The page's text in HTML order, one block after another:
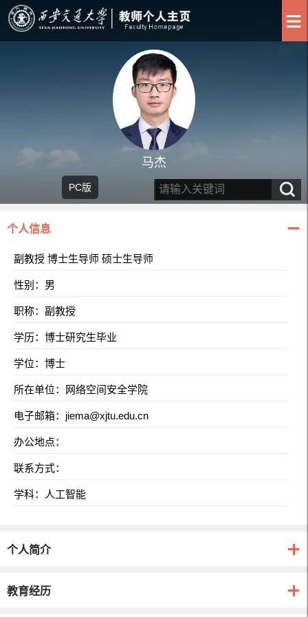
马杰
个人信息
副教授 博士生导师 硕士生导师
性别：男
职称：副教授
学历：博士研究生毕业
学位：博士
所在单位：网络空间安全学院
电子邮箱： jiema@xjtu.edu.cn
办公地点：
联系方式：
学科：人工智能
个人简介
教育经历
PC版